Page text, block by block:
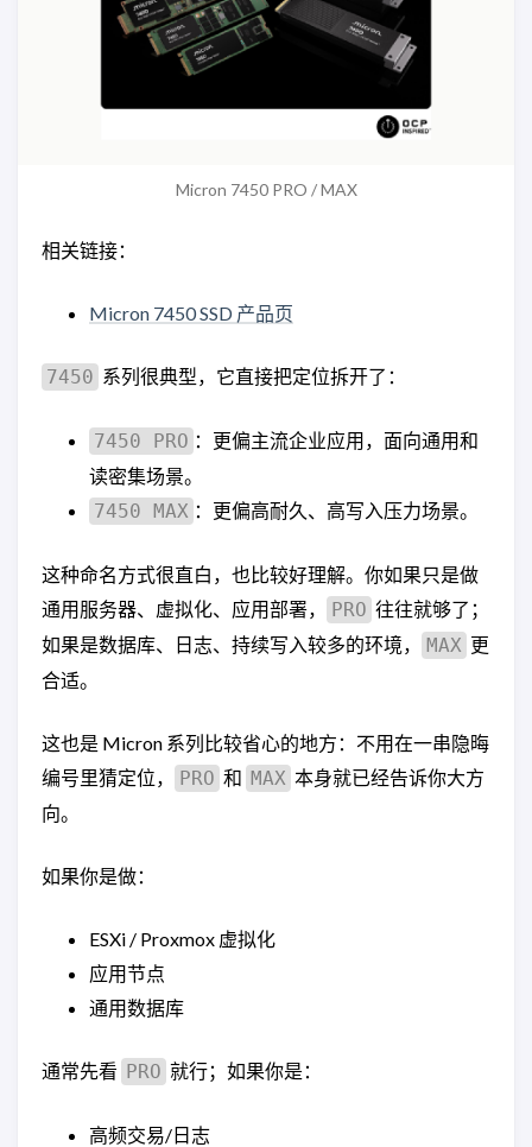
Micron 7450 PRO / MAX
相关链接：
Micron 7450 SSD 产品页
7450 系列很典型，它直接把定位拆开了：
7450 PRO ：更偏主流企业应用，面向通用和
读密集场景。
7450 MAX ：更偏高耐久、高写入压力场景。
这种命名方式很直白，也比较好理解。你如果只是做
通用服务器、虚拟化、应用部署，
PRO 往往就够了；
如果是数据库、日志、持续写入较多的环境，
MAX 更
合适。
这也是 Micron 系列比较省心的地方：不用在一串隐晦
编号里猜定位，
PRO 和 MAX 本身就已经告诉你大方
向。
如果你是做：
ESXi / Proxmox 虚拟化
应用节点
通用数据库
通常先看 PRO 就行；如果你是：
高频交易/日志